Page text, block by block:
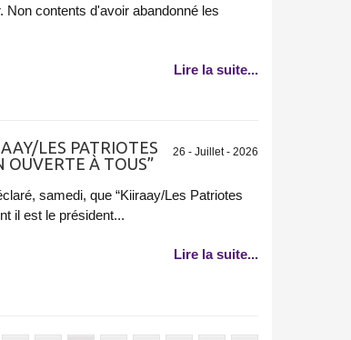
Non contents d'avoir abandonné les
Lire la suite...
26 - Juillet - 2026
LES PATRIOTES
OUVERTE À TOUS”
samedi, que “Kiiraay/Les Patriotes
il est le président...
Lire la suite...